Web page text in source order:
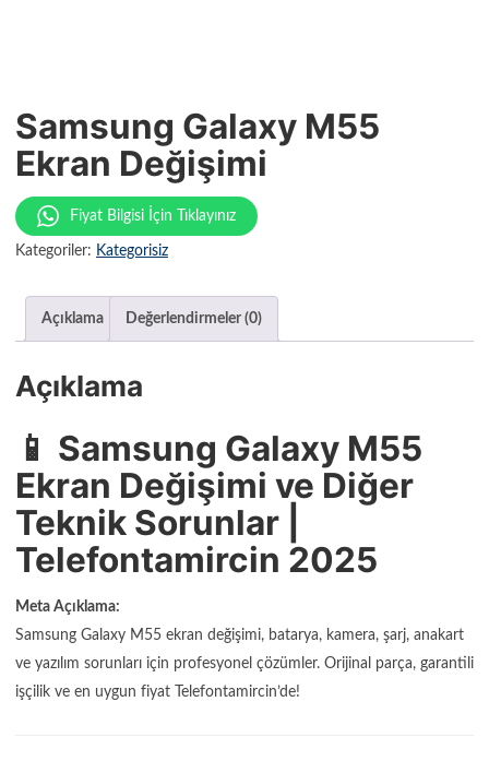
Samsung Galaxy M55
Ekran Değişimi
Fiyat Bilgisi İçin Tıklayınız
Kategoriler: Kategorisiz
Açıklama Değerlendirmeler (0)
Açıklama
📱 Samsung Galaxy M55
Ekran Değişimi ve Diğer
Teknik Sorunlar |
Telefontamircin 2025
Meta Açıklama:
Samsung Galaxy M55 ekran değişimi, batarya, kamera, şarj, anakart
ve yazılım sorunları için profesyonel çözümler. Orijinal parça, garantili
işçilik ve en uygun fiyat Telefontamircin’de!